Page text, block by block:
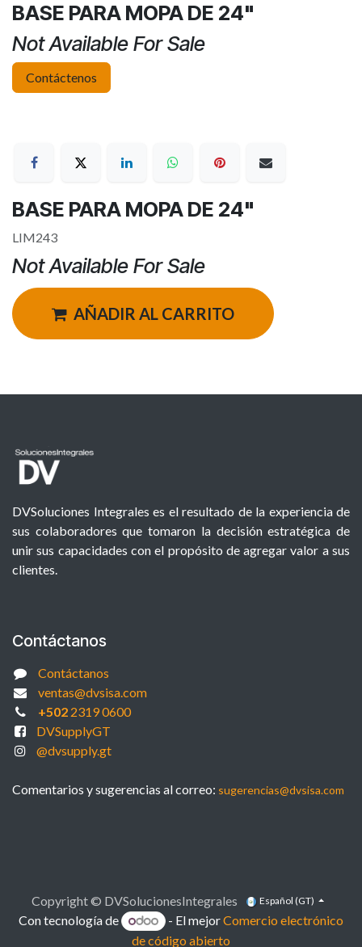
BASE PARA MOPA DE 24"
Not Available For Sale
Contáctenos
BASE PARA MOPA DE 24"
LIM243
Not Available For Sale
AÑADIR AL CARRITO
DVSoluciones Integrales es el resultado de la experiencia de
sus colaboradores que tomaron la decisión estratégica de
unir sus capacidades con el propósito de agregar valor a sus
clientes.
Contáctanos
Contáctanos
ventas@dvsisa.com
+5022319 0600
DVSupplyGT
@dvsupply.gt
Comentarios y sugerencias al correo: sugerencias@dvsisa.com
Copyright © DVSolucionesIntegrales Español (GT)
Con tecnología de - El mejorComercio electrónico
de código abierto